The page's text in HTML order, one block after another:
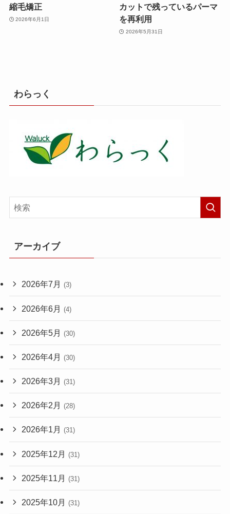
縮毛矯正
2026年6月1日
カットで残っているパーマ
を再利用
2026年5月31日
わらっく
アーカイブ
2026年7月 (3)
2026年6月 (4)
2026年5月 (30)
2026年4月 (30)
2026年3月 (31)
2026年2月 (28)
2026年1月 (31)
2025年12月 (31)
2025年11月 (31)
2025年10月 (31)